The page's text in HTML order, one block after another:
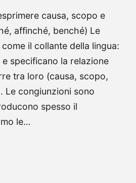
causa, scopo e
affinché, benché) Le
il collante della lingua:
specificano la relazione
tra loro (causa, scopo,
Le congiunzioni sono
spesso il
le…